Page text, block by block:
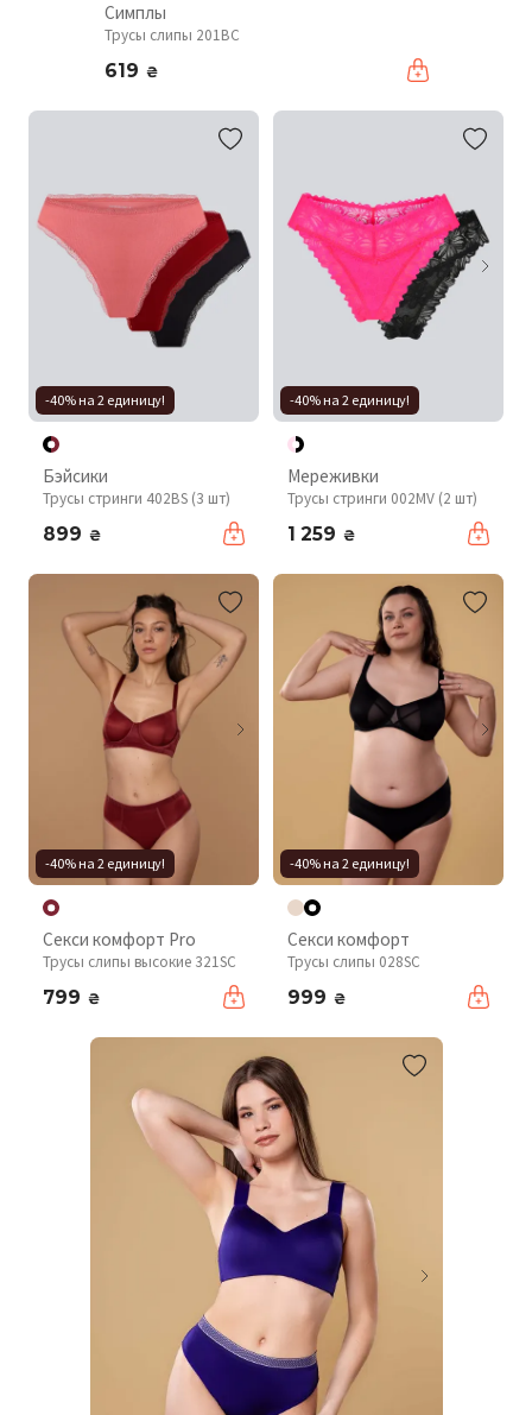
Симплы
Трусы слипы 201BC
619 ₴
-40% на 2 единицу!
Бэйсики
Трусы стринги 402BS (3 шт)
899 ₴
-40% на 2 единицу!
Мереживки
Трусы стринги 002MV (2 шт)
1 259 ₴
-40% на 2 единицу!
Секси комфорт Pro
Трусы слипы высокие 321SC
799 ₴
-40% на 2 единицу!
Секси комфорт
Трусы слипы 028SC
999 ₴